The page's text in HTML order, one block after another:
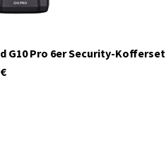
G10 Pro 6er Security-Kofferset